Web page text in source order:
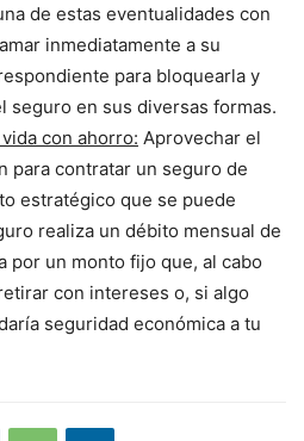
de estas eventualidades con
inmediatamente a su
para bloquearla y
seguro en sus diversas formas.
con ahorro: Aprovechar el
para contratar un seguro de
estratégico que se puede
realiza un débito mensual de
por un monto fijo que, al cabo
con intereses o, si algo
seguridad económica a tu